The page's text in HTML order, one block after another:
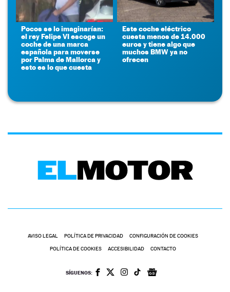
Pocos se lo imaginarían:
el rey Felipe VI escoge un
coche de una marca
española para moverse
por Palma de Mallorca y
esto es lo que cuesta
Este coche eléctrico
cuesta menos de 14.000
euros y tiene algo que
muchos BMW ya no
ofrecen
AVISO LEGAL POLÍTICA DE PRIVACIDAD CONFIGURACIÓN DE COOKIES
POLÍTICA DE COOKIES ACCESIBILIDAD CONTACTO
SÍGUENOS: